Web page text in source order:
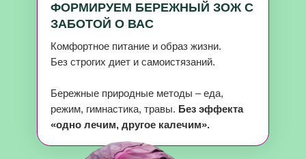
ФОРМИРУЕМ БЕРЕЖНЫЙ ЗОЖ С
ЗАБОТОЙ О ВАС
Комфортное питание и образ жизни.
Без строгих диет и самоистязаний.
Бережные природные методы – еда,
режим, гимнастика, травы. Без эффекта
«одно лечим, другое калечим».